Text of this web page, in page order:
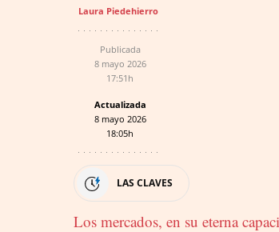
Laura Piedehierro
Publicada
8 mayo 2026
17:51h
Actualizada
8 mayo 2026
18:05h
LAS CLAVES
Los mercados, en su eterna